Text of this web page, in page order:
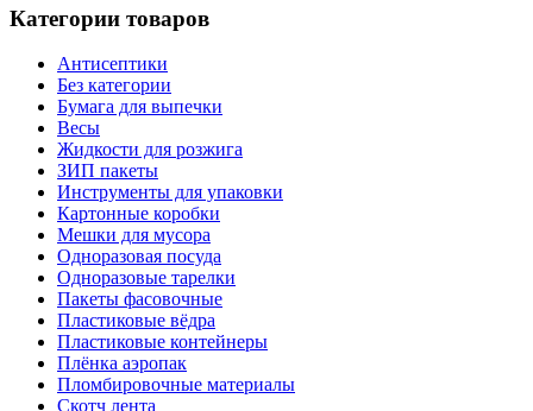
Категории товаров
Антисептики
Без категории
Бумага для выпечки
Весы
Жидкости для розжига
ЗИП пакеты
Инструменты для упаковки
Картонные коробки
Мешки для мусора
Одноразовая посуда
Одноразовые тарелки
Пакеты фасовочные
Пластиковые вёдра
Пластиковые контейнеры
Плёнка аэропак
Пломбировочные материалы
Скотч лента